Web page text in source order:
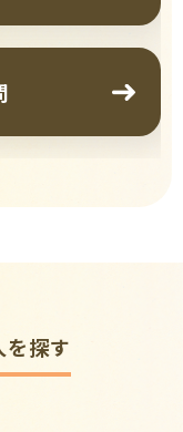
を探す